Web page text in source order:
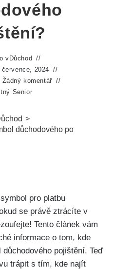
v Důchod
července, 2024
Žádný komentář
Senior
>
důchodového pojištění?
pro platbu
se právě ztrácíte v
Tento článek vám
informace o tom, kde
pojištění. Teď
trápit s tím, kde najít